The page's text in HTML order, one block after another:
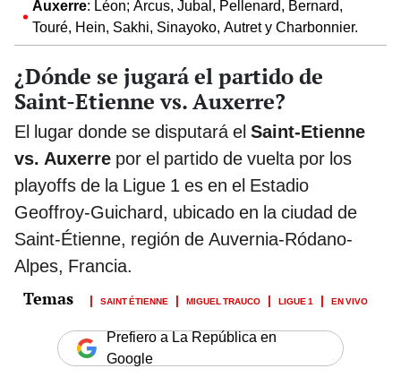
Auxerre: Léon; Arcus, Jubal, Pellenard, Bernard,
Touré, Hein, Sakhi, Sinayoko, Autret y Charbonnier.
¿Dónde se jugará el partido de
Saint-Etienne vs. Auxerre?
El lugar donde se disputará el Saint-Etienne
vs. Auxerre por el partido de vuelta por los
playoffs de la Ligue 1 es en el Estadio
Geoffroy-Guichard, ubicado en la ciudad de
Saint-Étienne, región de Auvernia-Ródano-
Alpes, Francia.
SAINT ÉTIENNE MIGUEL TRAUCO LIGUE 1 EN VIVO
Prefiero a La República en
Google